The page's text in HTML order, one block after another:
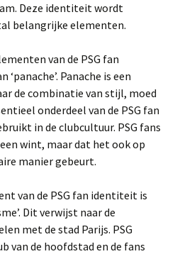
Deze identiteit wordt
belangrijke elementen.
van de PSG fan
Panache is een
de combinatie van stijl, moed
onderdeel van de PSG fan
in de clubcultuur. PSG fans
wint, maar dat het ook op
manier gebeurt.
van de PSG fan identiteit is
Dit verwijst naar de
met de stad Parijs. PSG
van de hoofdstad en de fans